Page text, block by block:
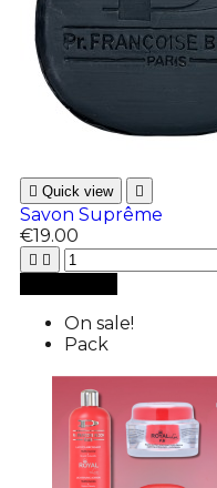
 Quick view 
Savon Suprême
€19.00
 
On sale!
Pack